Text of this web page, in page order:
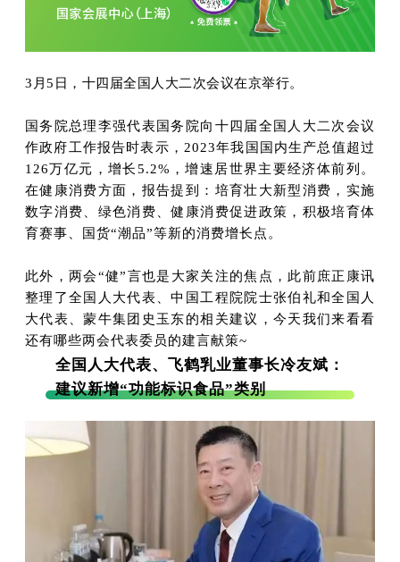
3月5日，十四届全国人大二次会议在京举行。
国务院总理李强代表国务院向十四届全国人大二次会议
作政府工作报告时表示，2023年我国国内生产总值超过
126万亿元，增长5.2%，增速居世界主要经济体前列。
在健康消费方面，报告提到：培育壮大新型消费，实施
数字消费、绿色消费、健康消费促进政策，积极培育体
育赛事、国货“潮品”等新的消费增长点。
此外，两会“健”言也是大家关注的焦点，此前庶正康讯
整理了全国人大代表、中国工程院院士张伯礼和全国人
大代表、蒙牛集团史玉东的相关建议，今天我们来看看
还有哪些两会代表委员的建言献策~
全国人大代表、飞鹤乳业董事长冷友斌：
建议新增“功能标识食品”类别